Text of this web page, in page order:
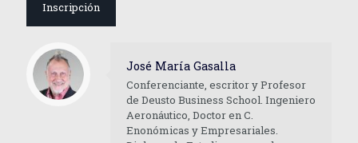
Inscripción
José María Gasalla
Conferenciante, escritor y Profesor
de Deusto Business School. Ingeniero
Aeronáutico, Doctor en C.
Enonómicas y Empresariales.